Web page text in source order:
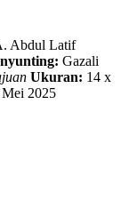
Abdul Latif
Gazali
Ukuran: 14 x
Mei 2025